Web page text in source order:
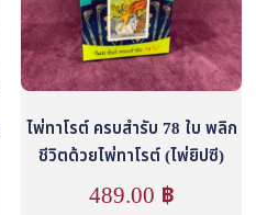
ไพ่ทาโรต์ ครบสำรับ 78 ใบ พลิก
ชีวิตด้วยไพ่ทาโรต์ (ไพ่ยิปซี)
489.00 ฿